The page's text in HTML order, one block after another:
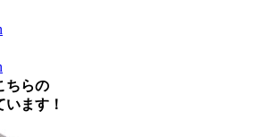
ちらの
ます！